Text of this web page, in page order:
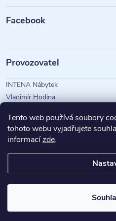
Tento web používá soubory
tohoto webu vyjadřujete
informacízde.
Facebook
Provozovatel
INTENA Nábytek
Vladimír Hodina
Copyright 2026INTENA